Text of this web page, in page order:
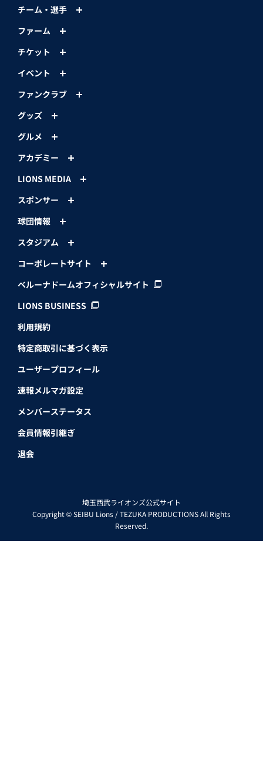
チーム・選手
ファーム
チケット
イベント
ファンクラブ
グッズ
グルメ
アカデミー
LIONS MEDIA
スポンサー
球団情報
スタジアム
コーポレートサイト
ベルーナドームオフィシャルサイト
LIONS BUSINESS
利用規約
特定商取引に基づく表示
ユーザープロフィール
速報メルマガ設定
メンバーステータス
会員情報引継ぎ
退会
埼玉西武ライオンズ公式サイト
Copyright © SEIBU Lions / TEZUKA PRODUCTIONS All Rights
Reserved.